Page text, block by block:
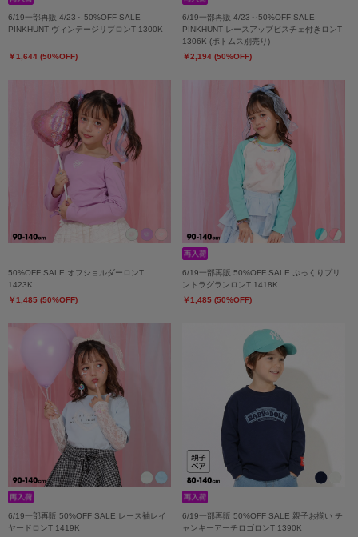
6/19一部再販 4/23～50%OFF SALE
PINKHUNT ヴィンテージリブロンT 1300K
￥1,644 (50%OFF)
6/19一部再販 4/23～50%OFF SALE
PINKHUNT レースアップビスチェ付きロンT
1306K (ボトムス別売り)
￥2,194 (50%OFF)
50%OFF SALE オフショルダーロンT
1423K
￥1,485 (50%OFF)
6/19一部再販 50%OFF SALE ぷっくりプリ
ントラグランロンT 1418K
￥1,485 (50%OFF)
6/19一部再販 50%OFF SALE レース袖レイ
ヤードロンT 1419K
6/19一部再販 50%OFF SALE 親子お揃い チ
ャンキーアーチロゴロンT 1390K